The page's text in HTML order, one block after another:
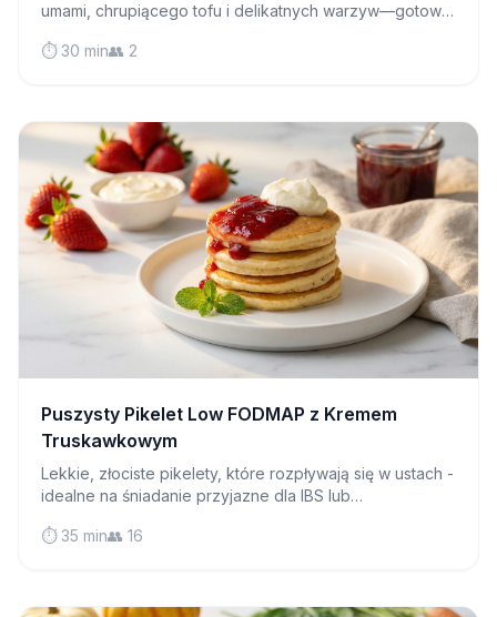
umami, chrupiącego tofu i delikatnych warzyw—gotowa
⏱️ 30 min👥 2
Puszysty Pikelet Low FODMAP z Kremem
Truskawkowym
Lekkie, złociste pikelety, które rozpływają się w ustach -
idealne na śniadanie przyjazne dla IBS lub
⏱️ 35 min👥 16